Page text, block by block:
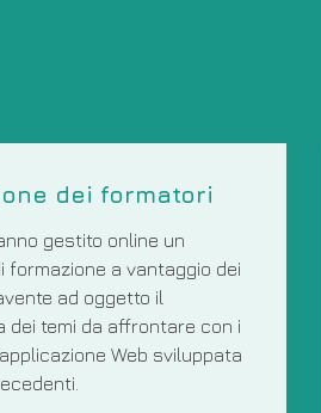
dei formatori
gestito online un
formazione a vantaggio dei
ad oggetto il
dei temi da affrontare con i
Web sviluppata